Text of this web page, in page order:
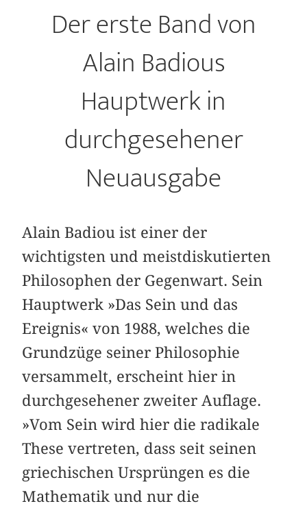
Der erste Band von
Alain Badious
Hauptwerk in
durchgesehener
Neuausgabe
Alain Badiou ist einer der
wichtigsten und meistdiskutierten
Philosophen der Gegenwart. Sein
Hauptwerk »Das Sein und das
Ereignis« von 1988, welches die
Grundzüge seiner Philosophie
versammelt, erscheint hier in
durchgesehener zweiter Auflage.
»Vom Sein wird hier die radikale
These vertreten, dass seit seinen
griechischen Ursprüngen es die
Mathematik und nur die